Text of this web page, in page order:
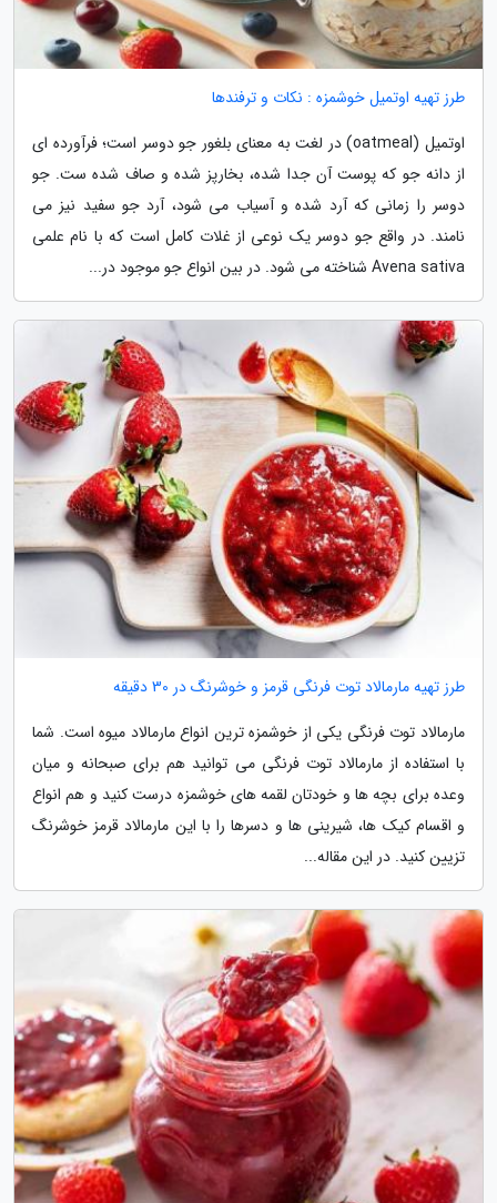
طرز تهیه اوتمیل خوشمزه : نکات و ترفندها
اوتمیل (oatmeal) در لغت به معنای بلغور جو دوسر است؛ فرآورده ای
از دانه جو که پوست آن جدا شده، بخارپز شده و صاف شده ست. جو
دوسر را زمانی که آرد شده و آسیاب می شود، آرد جو سفید نیز می
نامند. در واقع جو دوسر یک نوعی از غلات کامل است که با نام علمی
Avena sativa شناخته می شود. در بین انواع جو موجود در...
طرز تهیه مارمالاد توت فرنگی قرمز و خوشرنگ در 30 دقیقه
مارمالاد توت فرنگی یکی از خوشمزه ترین انواع مارمالاد میوه است. شما
با استفاده از مارمالاد توت فرنگی می توانید هم برای صبحانه و میان
وعده برای بچه ها و خودتان لقمه های خوشمزه درست کنید و هم انواع
و اقسام کیک ها، شیرینی ها و دسرها را با این مارمالاد قرمز خوشرنگ
تزیین کنید. در این مقاله...